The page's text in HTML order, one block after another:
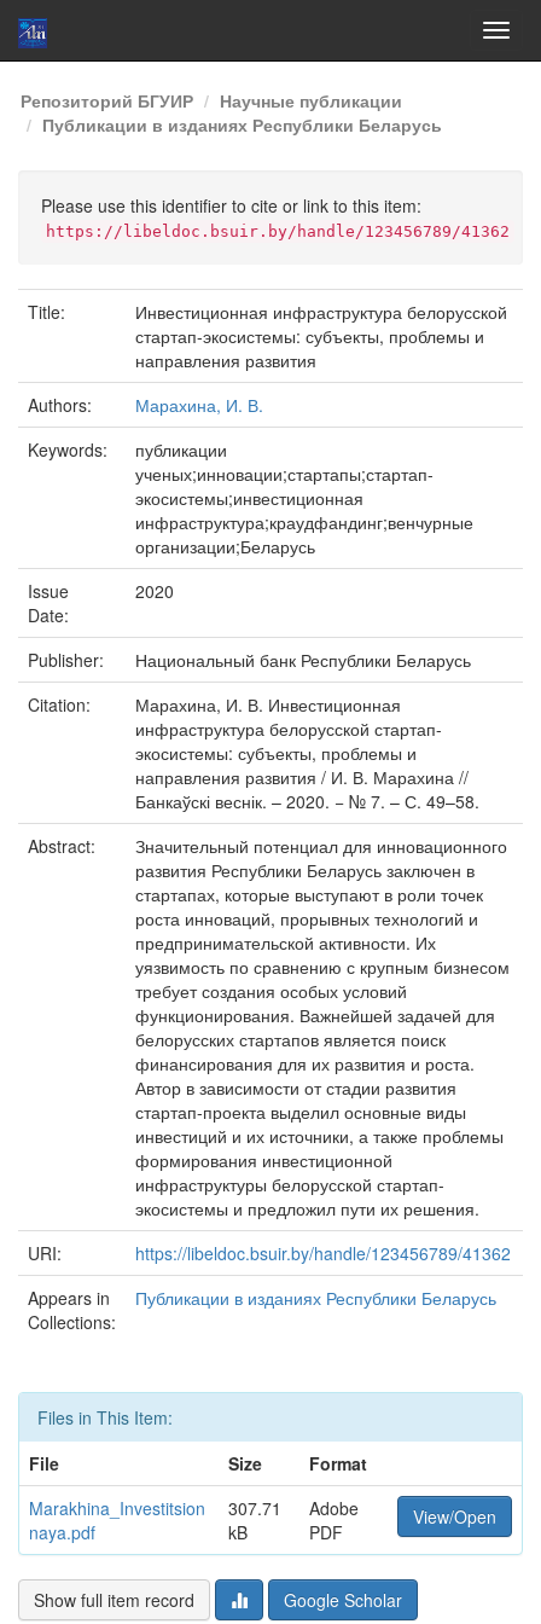
Skip
navigation
Репозиторий БГУИР
Научные публикации
Публикации в изданиях Республики Беларусь
Please use this identifier to cite or link to this item:
https://libeldoc.bsuir.by/handle/123456789/41362
Title:
Инвестиционная инфраструктура белорусской
стартап-экосистемы: субъекты, проблемы и
направления развития
Authors:
Марахина, И. В.
Keywords:
публикации
ученых;инновации;стартапы;стартап-
экосистемы;инвестиционная
инфраструктура;краудфандинг;венчурные
организации;Беларусь
Issue
Date:
2020
Publisher:
Национальный банк Республики Беларусь
Citation:
Марахина, И. В. Инвестиционная
инфраструктура белорусской стартап-
экосистемы: субъекты, проблемы и
направления развития / И. В. Марахина //
Банкаўскі веснік. – 2020. − № 7. – С. 49–58.
Abstract:
Значительный потенциал для инновационного
развития Республики Беларусь заключен в
стартапах, которые выступают в роли точек
роста инноваций, прорывных технологий и
предпринимательской активности. Их
уязвимость по сравнению с крупным бизнесом
требует создания особых условий
функционирования. Важнейшей задачей для
белорусских стартапов является поиск
финансирования для их развития и роста.
Автор в зависимости от стадии развития
стартап-проекта выделил основные виды
инвестиций и их источники, а также проблемы
формирования инвестиционной
инфраструктуры белорусской стартап-
экосистемы и предложил пути их решения.
URI:
https://libeldoc.bsuir.by/handle/123456789/41362
Appears in
Collections:
Публикации в изданиях Республики Беларусь
Files in This Item:
File
Size
Format
Marakhina_Investitsion
naya.pdf
307.71
kB
Adobe
PDF
View/Open
Show full item record Google Scholar